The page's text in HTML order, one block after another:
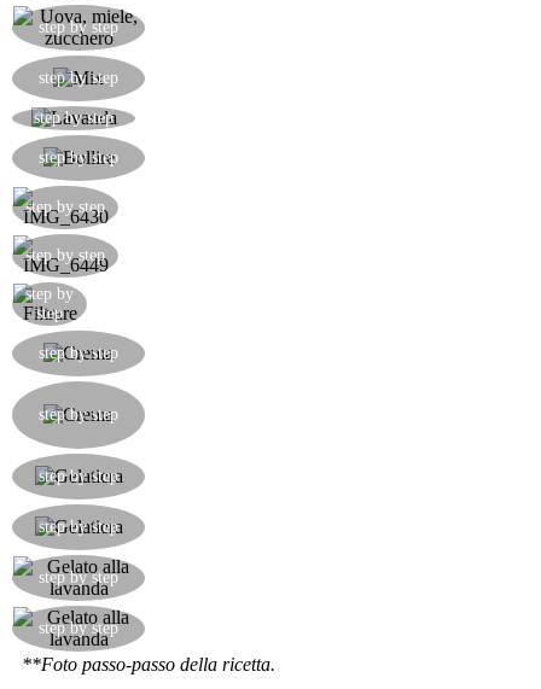
step by step
step by step
step by step
step by step
step by step
step by step
step by
step
step by step
step by step
step by step
step by step
step by step
step by step
**Foto passo-passo della ricetta.